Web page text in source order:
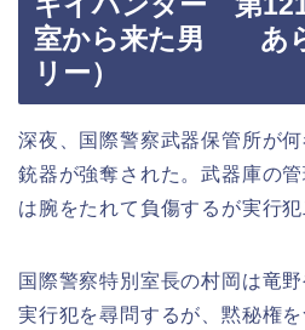
室から来た男 あ
リー）
深夜、国際警察武器保管所が
銃器が強奪された。武器庫の
は腕をたれて負傷するが実行犯
国際警察特別室長の村岡は竜
実行犯を尋問するが、黙秘権